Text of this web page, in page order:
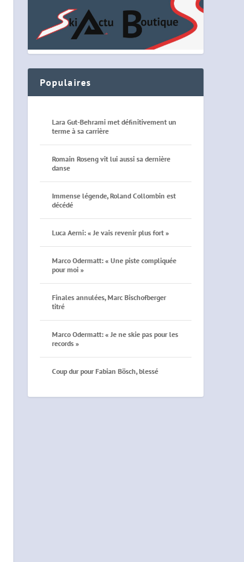
Populaires
Lara Gut-Behrami met définitivement un
terme à sa carrière
Romain Roseng vit lui aussi sa dernière
danse
Immense légende, Roland Collombin est
décédé
Luca Aerni: « Je vais revenir plus fort »
Marco Odermatt: « Une piste compliquée
pour moi »
Finales annulées, Marc Bischofberger
titré
Marco Odermatt: « Je ne skie pas pour les
records »
Coup dur pour Fabian Bösch, blessé